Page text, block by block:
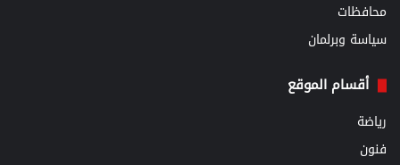
محافظات
سياسة وبرلمان
أقسام الموقع
رياضة
فنون